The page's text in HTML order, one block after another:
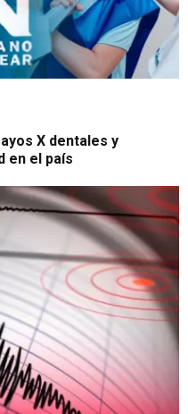
X dentales y
en el país